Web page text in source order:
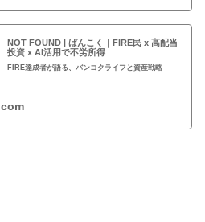
NOT FOUND | ばんこく｜FIRE民 x 高配当
投資 x AI活用で不労所得
FIRE達成者が語る、バンコクライフと資産戦略